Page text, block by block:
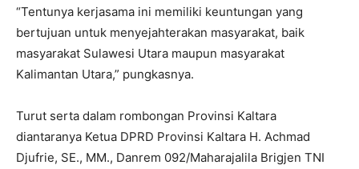
“Tentunya kerjasama ini memiliki keuntungan yang
bertujuan untuk menyejahterakan masyarakat, baik
masyarakat Sulawesi Utara maupun masyarakat
Kalimantan Utara,” pungkasnya.
Turut serta dalam rombongan Provinsi Kaltara
diantaranya Ketua DPRD Provinsi Kaltara H. Achmad
Djufrie, SE., MM., Danrem 092/Maharajalila Brigjen TNI